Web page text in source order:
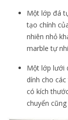
Một lớp đá
tạo chính
nhiên nhỏ
marble tự
Một lớp lưới
dính cho
có kích
chuyển